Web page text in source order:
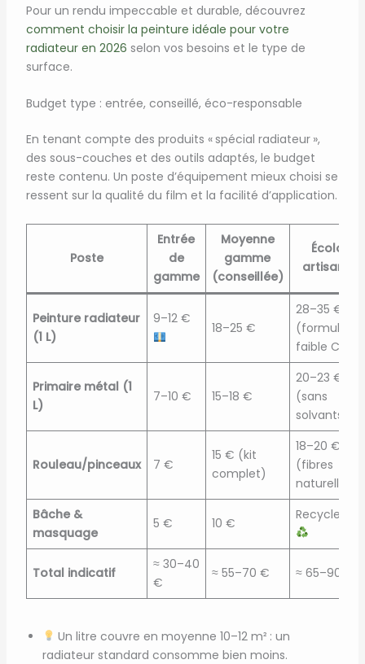
Pour un rendu impeccable et durable, découvrez
comment choisir la peinture idéale pour votre
radiateur en 2026 selon vos besoins et le type de
surface.
Budget type : entrée, conseillé, éco-responsable
En tenant compte des produits « spécial radiateur »,
des sous-couches et des outils adaptés, le budget
reste contenu. Un poste d’équipement mieux choisi se
ressent sur la qualité du film et la facilité d’application.
Poste
Entrée
de
gamme
Moyenne
gamme
(conseillée)
Écolo /
artisan
Peinture radiateur
(1 L)
9–12 €
18–25 €
28–35 €
(formule à
faible COV)
Primaire métal (1
L)
7–10 € 15–18 €
20–23 €
(sans
solvants)
Rouleau/pinceaux 7 €
15 € (kit
complet)
18–20 €
(fibres
naturelles)
Bâche &
masquage
5 € 10 €
Recycler/
Total indicatif
≈ 30–40
€
≈ 55–70 € ≈ 65–90 €
Un litre couvre en moyenne 10–12 m² : un
radiateur standard consomme bien moins.